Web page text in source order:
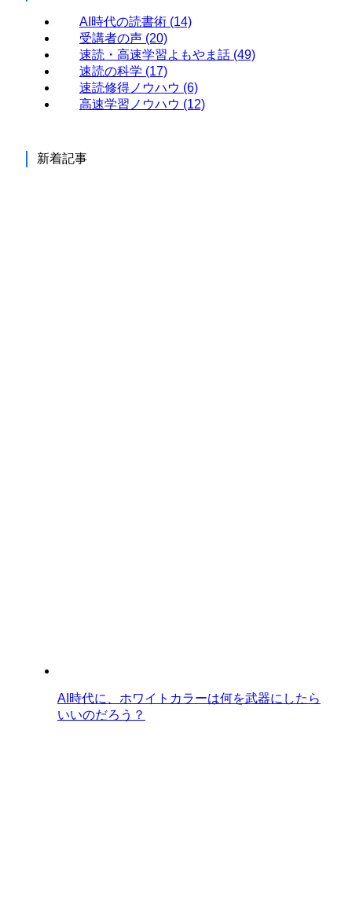
AI時代の読書術 (14)
受講者の声 (20)
速読・高速学習よもやま話 (49)
速読の科学 (17)
速読修得ノウハウ (6)
高速学習ノウハウ (12)
新着記事
AI時代に、ホワイトカラーは何を武器にしたら
いいのだろう？